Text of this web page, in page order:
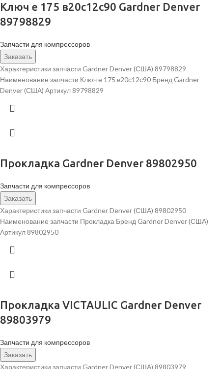
Ключ е 175 в20с12с90 Gardner Denver
89798829
Запчасти для компрессоров
Заказать
Характеристики запчасти Gardner Denver (США) 89798829
Наименование запчасти Ключ е 175 в20с12с90 Бренд Gardner
Denver (США) Артикул 89798829
Прокладка Gardner Denver 89802950
Запчасти для компрессоров
Заказать
Характеристики запчасти Gardner Denver (США) 89802950
Наименование запчасти Прокладка Бренд Gardner Denver (США)
Артикул 89802950
Прокладка VICTAULIC Gardner Denver
89803979
Запчасти для компрессоров
Заказать
Характеристики запчасти Gardner Denver (США) 89803979